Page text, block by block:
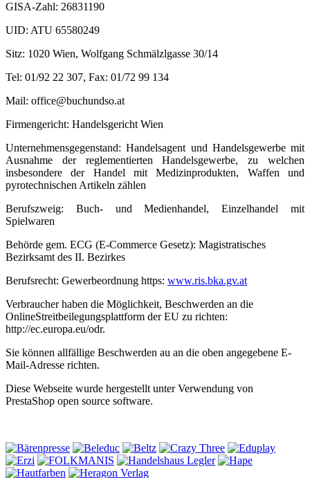
GISA-Zahl: 26831190
UID: ATU 65580249
Sitz: 1020 Wien, Wolfgang Schmälzlgasse 30/14
Tel: 01/92 22 307, Fax: 01/72 99 134
Mail: office@buchundso.at
Firmengericht: Handelsgericht Wien
Unternehmensgegenstand: Handelsagent und Handelsgewerbe mit
Ausnahme der reglementierten Handelsgewerbe, zu welchen
insbesondere der Handel mit Medizinprodukten, Waffen und
pyrotechnischen Artikeln zählen
Berufszweig: Buch- und Medienhandel, Einzelhandel mit
Spielwaren
Behörde gem. ECG (E-Commerce Gesetz): Magistratisches
Bezirksamt des II. Bezirkes
Berufsrecht: Gewerbeordnung https: www.ris.bka.gv.at
Verbraucher haben die Möglichkeit, Beschwerden an die
OnlineStreitbeilegungsplattform der EU zu richten:
http://ec.europa.eu/odr.
Sie können allfällige Beschwerden au an die oben angegebene E-
Mail-Adresse richten.
Diese Webseite wurde hergestellt unter Verwendung von
PrestaShop open source software.